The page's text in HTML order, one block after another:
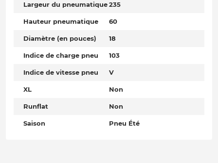
Largeur du pneumatique235
Hauteur pneumatique 60
Diamètre (en pouces) 18
Indice de charge pneu 103
Indice de vitesse pneu V
XL Non
Runflat Non
Saison Pneu Été